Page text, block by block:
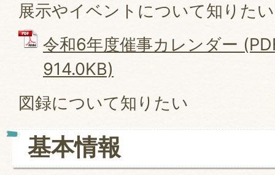
展示やイベントについて知りたい
令和6年度催事カレンダー
914.0KB)
図録について知りたい
基本情報